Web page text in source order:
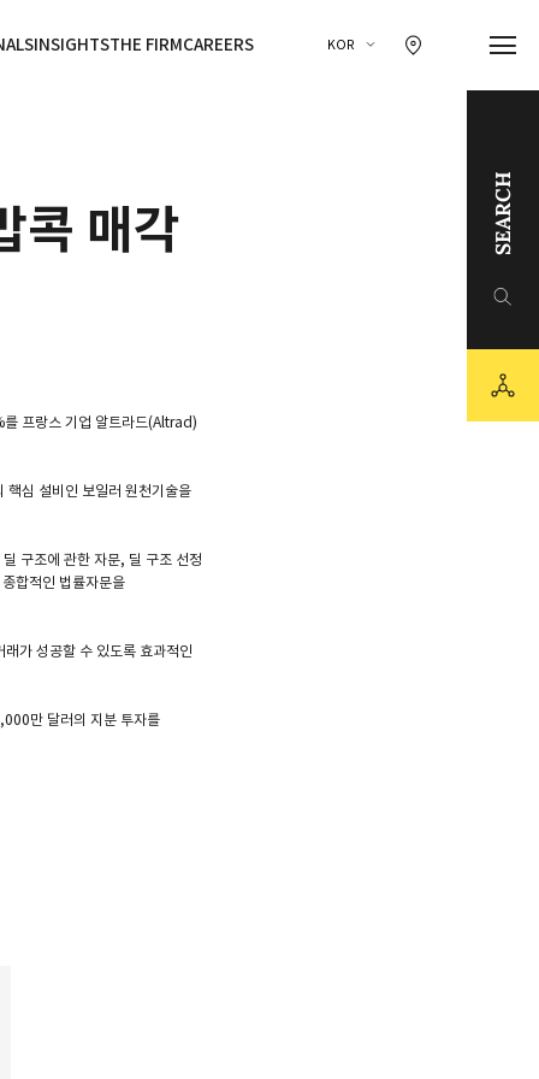
INSIGHTSTHE FIRMCAREERS KOR
SEARCH
콕 매각
프랑스 기업 알트라드(Altrad)
심 설비인 보일러 원천기술을
구조에 관한 자문, 딜 구조 선정
합적인 법률자문을
가 성공할 수 있도록 효과적인
만 달러의 지분 투자를